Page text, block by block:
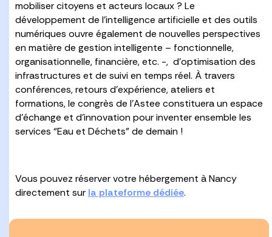
mobiliser citoyens et acteurs locaux ? Le
développement de l’intelligence artificielle et des outils
numériques ouvre également de nouvelles perspectives
en matière de gestion intelligente – fonctionnelle,
organisationnelle, financière, etc. -, d’optimisation des
infrastructures et de suivi en temps réel. À travers
conférences, retours d’expérience, ateliers et
formations, le congrès de l’Astee constituera un espace
d’échange et d’innovation pour inventer ensemble les
services “Eau et Déchets” de demain !
Vous pouvez réserver votre hébergement à Nancy
directement sur la plateforme dédiée.